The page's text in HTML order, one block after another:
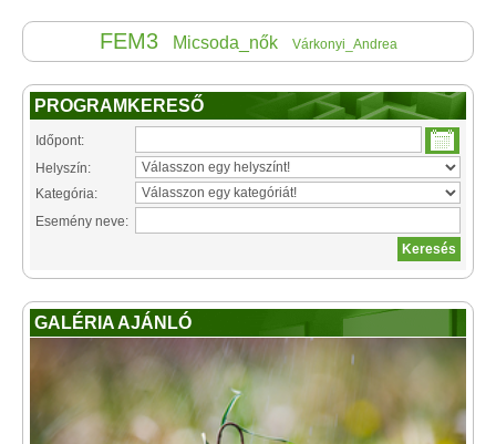
FEM3 Micsoda_nők Várkonyi_Andrea
PROGRAMKERESŐ
Időpont:
Helyszín:
Kategória:
Esemény neve:
GALÉRIA AJÁNLÓ